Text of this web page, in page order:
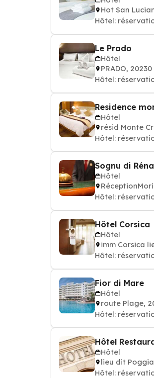
Hot San
Hôtel:
Le Prado
Hôtel
PRADO,
Hôtel:
Residence
Hôtel
résid Monte
Hôtel:
Sognu di Réna
Hôtel
Hôtel:
Hôtel Corsica
Hôtel
imm Corsica
Hôtel:
Fior di Mare
Hôtel
route Plage,
Hôtel:
Hôtel
Hôtel
lieu dit
Hôtel: